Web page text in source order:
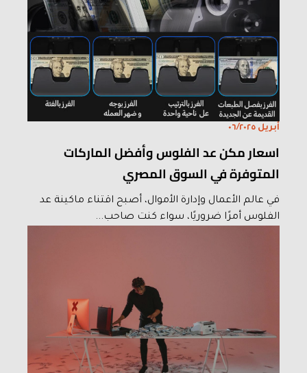
أبريل ٠٦/٢٠٢٥
اسعار مكن عد الفلوس وأفضل الماركات
المتوفرة في السوق المصري
في عالم الأعمال وإدارة الأموال، أصبح اقتناء ماكينة عد
الفلوس أمرًا ضروريًا، سواء كنت صاحب...